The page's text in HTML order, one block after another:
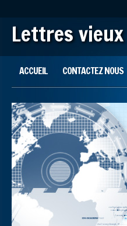
Lettres
Main menu
ACCUEIL CONTACTEZ NOUS